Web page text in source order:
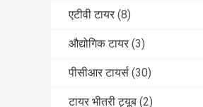
एटीवी टायर (8)
औद्योगिक टायर (3)
पीसीआर टायर्स (30)
टायर भीतरी ट्यूब (2)